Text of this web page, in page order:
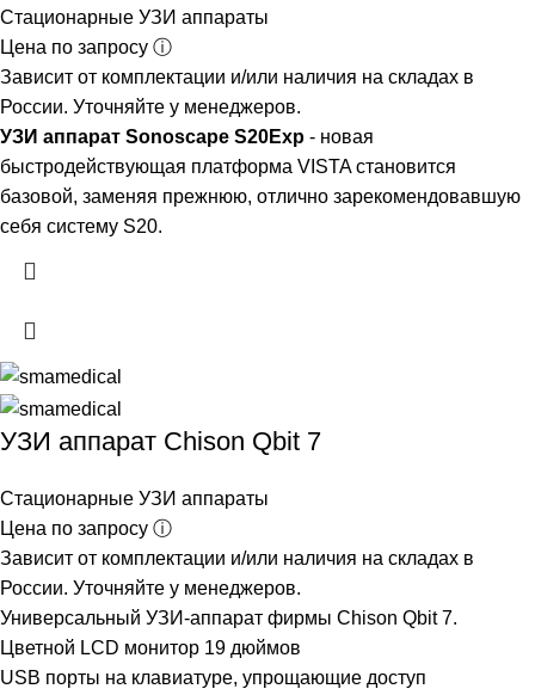
Стационарные УЗИ аппараты
Цена по запросу ⓘ
Зависит от комплектации и/или наличия на складах в
России. Уточняйте у менеджеров.
УЗИ аппарат Sonoscape S20Exp - новая
быстродействующая платформа VISTA становится
базовой, заменяя прежнюю, отлично зарекомендовавшую
себя систему S20.
УЗИ аппарат Сhison Qbit 7
Стационарные УЗИ аппараты
Цена по запросу ⓘ
Зависит от комплектации и/или наличия на складах в
России. Уточняйте у менеджеров.
Универсальный УЗИ-аппарат фирмы Chison Qbit 7.
Цветной LCD монитор 19 дюймов
USB порты на клавиатуре, упрощающие доступ